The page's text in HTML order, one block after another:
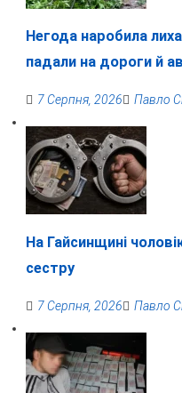
Негода наробила
падали на дороги й
7 Серпня, 2026 Павло
На Гайсинщині
сестру
7 Серпня, 2026 Павло